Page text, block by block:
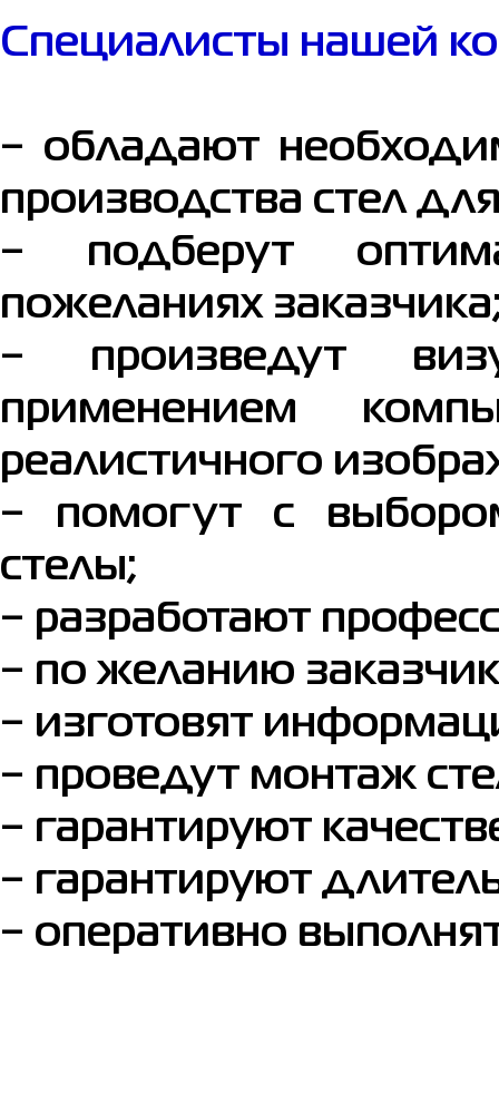
Специалисты нашей
− обладают
производства стел
− подберут
пожеланиях
− произведут
применением
реалистичного
− помогут с
стелы;
− разработают
− по желанию
− изготовят
− проведут монтаж
− гарантируют
− гарантируют
− оперативно